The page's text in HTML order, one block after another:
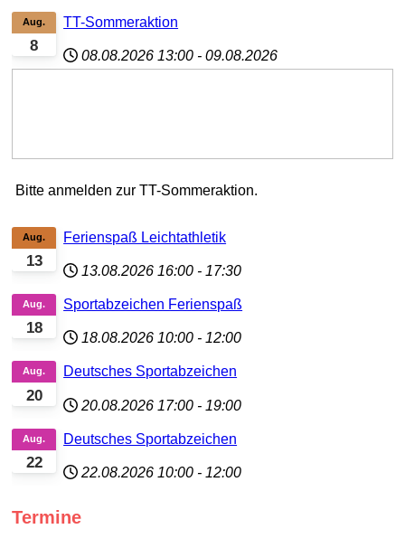
8
Aug. TT-Sommeraktion
08.08.2026 13:00 - 09.08.2026
Bitte anmelden zur TT-Sommeraktion.
13
Aug. Ferienspaß Leichtathletik
13.08.2026 16:00 - 17:30
18
Aug. Sportabzeichen Ferienspaß
18.08.2026 10:00 - 12:00
20
Aug. Deutsches Sportabzeichen
20.08.2026 17:00 - 19:00
22
Aug. Deutsches Sportabzeichen
22.08.2026 10:00 - 12:00
Termine